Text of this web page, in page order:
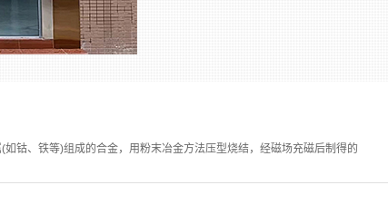
钴、铁等)组成的合金，用粉末冶金方法压型烧结，经磁场充磁后制得的